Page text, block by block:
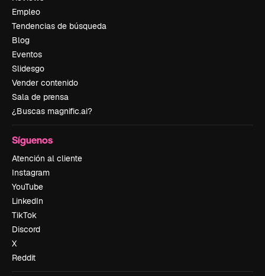
Empleo
Tendencias de búsqueda
Blog
Eventos
Slidesgo
Vender contenido
Sala de prensa
¿Buscas magnific.ai?
Síguenos
Atención al cliente
Instagram
YouTube
LinkedIn
TikTok
Discord
X
Reddit